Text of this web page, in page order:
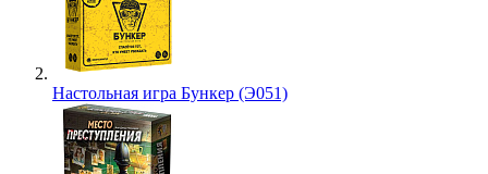
Настольная игра Бункер (Э051)